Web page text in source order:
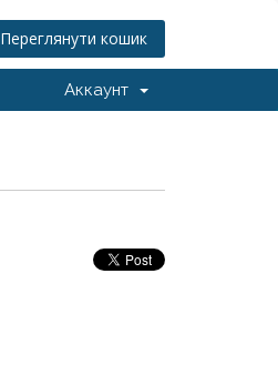
Переглянути кошик
Аккаунт